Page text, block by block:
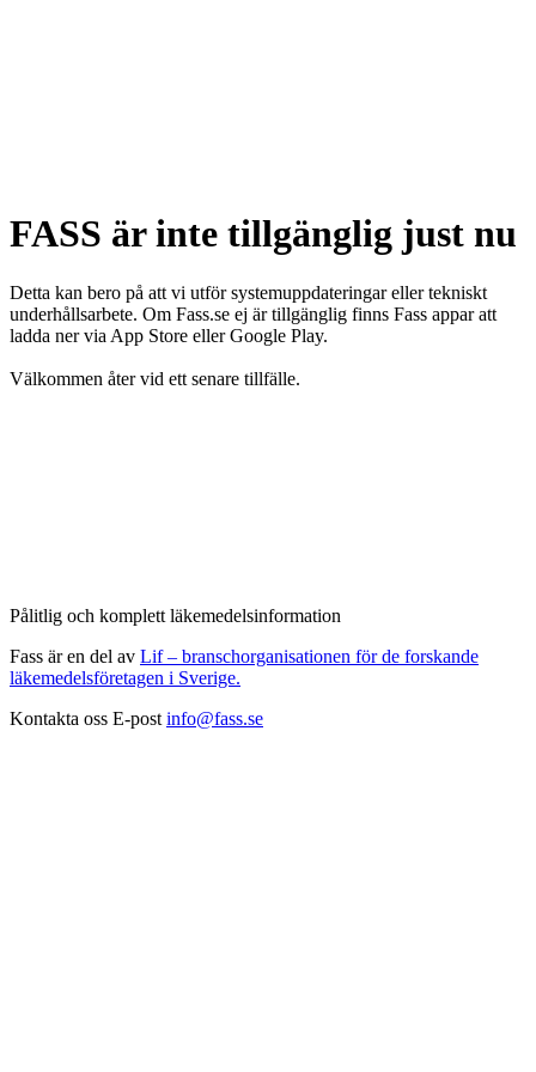
FASS är inte tillgänglig just nu
Detta kan bero på att vi utför systemuppdateringar eller tekniskt
underhållsarbete. Om Fass.se ej är tillgänglig finns Fass appar att
ladda ner via App Store eller Google Play.
Välkommen åter vid ett senare tillfälle.
Pålitlig och komplett läkemedelsinformation
Fass är en del av Lif – branschorganisationen för de forskande
läkemedelsföretagen i Sverige.
Kontakta oss E-post info@fass.se